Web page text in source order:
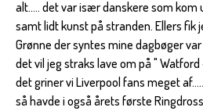
alt..... det var især danskere som kom
samt lidt kunst på stranden. Ellers fik
Grønne der syntes mine dagbøger
det vil jeg straks lave om på " Watford
det griner vi Liverpool fans meget
så havde i også årets første